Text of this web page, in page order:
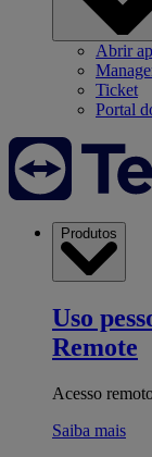
Abrir
Ticket
Portal
Produtos
Uso
Remote
Acesso
Saiba mais